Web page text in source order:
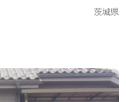
茨城県